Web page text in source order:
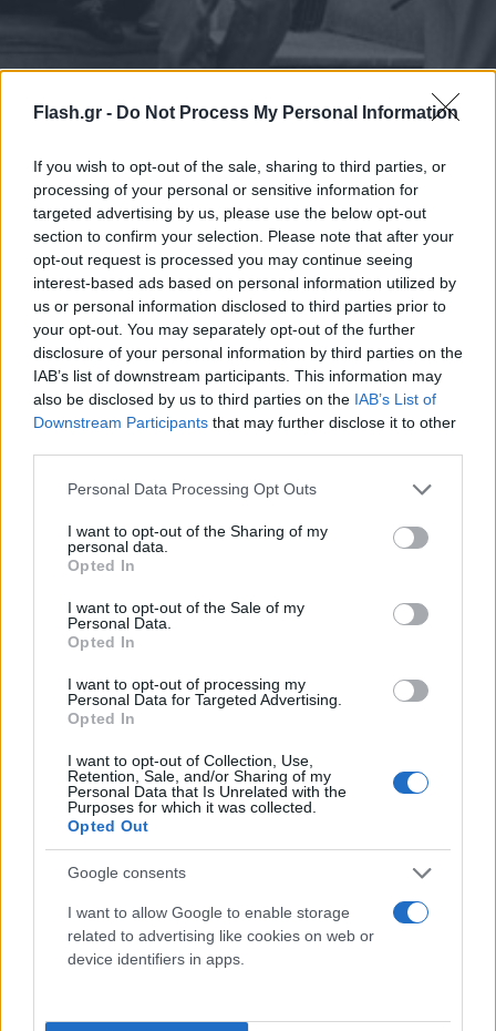
Flash.gr - Do Not Process My Personal Information
If you wish to opt-out of the sale, sharing to third parties, or
processing of your personal or sensitive information for
targeted advertising by us, please use the below opt-out
section to confirm your selection. Please note that after your
opt-out request is processed you may continue seeing
interest-based ads based on personal information utilized by
us or personal information disclosed to third parties prior to
your opt-out. You may separately opt-out of the further
disclosure of your personal information by third parties on the
IAB’s list of downstream participants. This information may
also be disclosed by us to third parties on the IAB’s List of
Downstream Participants that may further disclose it to other
Please note that this website/app uses one or more Google
not limited to your visit or usage behaviour. You may click to
grant or deny consent to Google and its third-party tags to
use your data for below specified purposes in below Google
consent section.
Personal Data Processing Opt Outs
I want to opt-out of the Sharing of my
personal data.
Opted In
I want to opt-out of the Sale of my
Personal Data.
Opted In
I want to opt-out of processing my
Personal Data for Targeted Advertising.
Opted In
I want to opt-out of Collection, Use,
Retention, Sale, and/or Sharing of my
Personal Data that Is Unrelated with the
Purposes for which it was collected.
Opted Out
Google consents
I want to allow Google to enable storage
related to advertising like cookies on web or
device identifiers in apps.